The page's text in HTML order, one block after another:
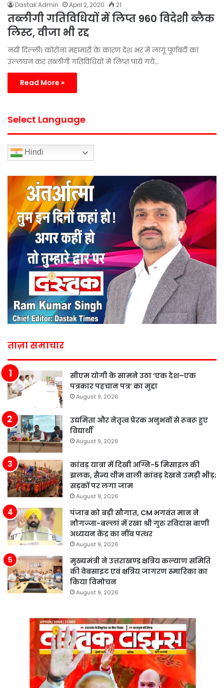
Dastak Admin April 2, 2020 21
तब्लीगी गतिविधियों में लिप्त 960 विदेशी ब्लैक
लिस्ट, वीजा भी रद्द
नयी दिल्ली। काेरोना महामारी के कारण देश भर में लागू पूर्णबंदी का
उल्लंघन कर तब्लीगी गतिविधियों में लिप्त पाये गये…
Read More »
Select Language
Hindi
ताज़ा समाचार
सीएम योगी के सामने उठा ‘एक देश–एक
पत्रकार पहचान पत्र’ का मुद्दा
August 9, 2026
उद्यमिता और नेतृत्व प्रेरक अनुभवों से रूबरू हुए
विद्यार्थी
August 9, 2026
कांवड़ यात्रा में दिखी अग्नि-5 मिसाइल की
झलक, सैन्य थीम वाली कांवड़ देखने उमड़ी भीड़;
सड़कों पर लगा जाम
August 9, 2026
पंजाब को बड़ी सौगात, CM भगवंत मान ने
नौगज्जा-बल्लां में रखा श्री गुरु रविदास बाणी
अध्ययन केंद्र का नींव पत्थर
August 9, 2026
मुख्यमंत्री ने उत्तराखण्ड क्षत्रिय कल्याण समिति
की वेबसाइट एवं क्षत्रिय जागरण स्मारिका का
किया विमोचन
August 9, 2026